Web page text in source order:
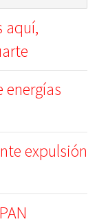
aquí,
energías
expulsión